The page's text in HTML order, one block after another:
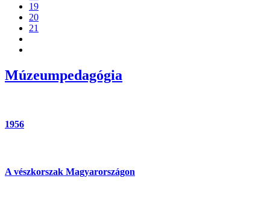
19
20
21
Múzeumpedagógia
1956
A vészkorszak Magyarországon